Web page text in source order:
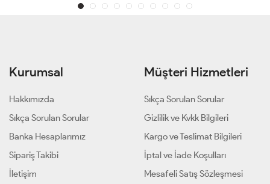
Kurumsal
Hakkımızda
Sıkça Sorulan Sorular
Banka Hesaplarımız
Sipariş Takibi
İletişim
Müşteri Hizmetleri
Sıkça Sorulan Sorular
Gizlilik ve Kvkk Bilgileri
Kargo ve Teslimat Bilgileri
İptal ve İade Koşulları
Mesafeli Satış Sözleşmesi